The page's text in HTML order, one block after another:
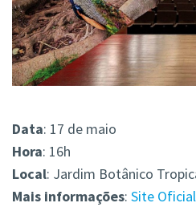
Data: 17 de maio
Hora: 16h
Local: Jardim Botânico
Mais informações: Site Oficial